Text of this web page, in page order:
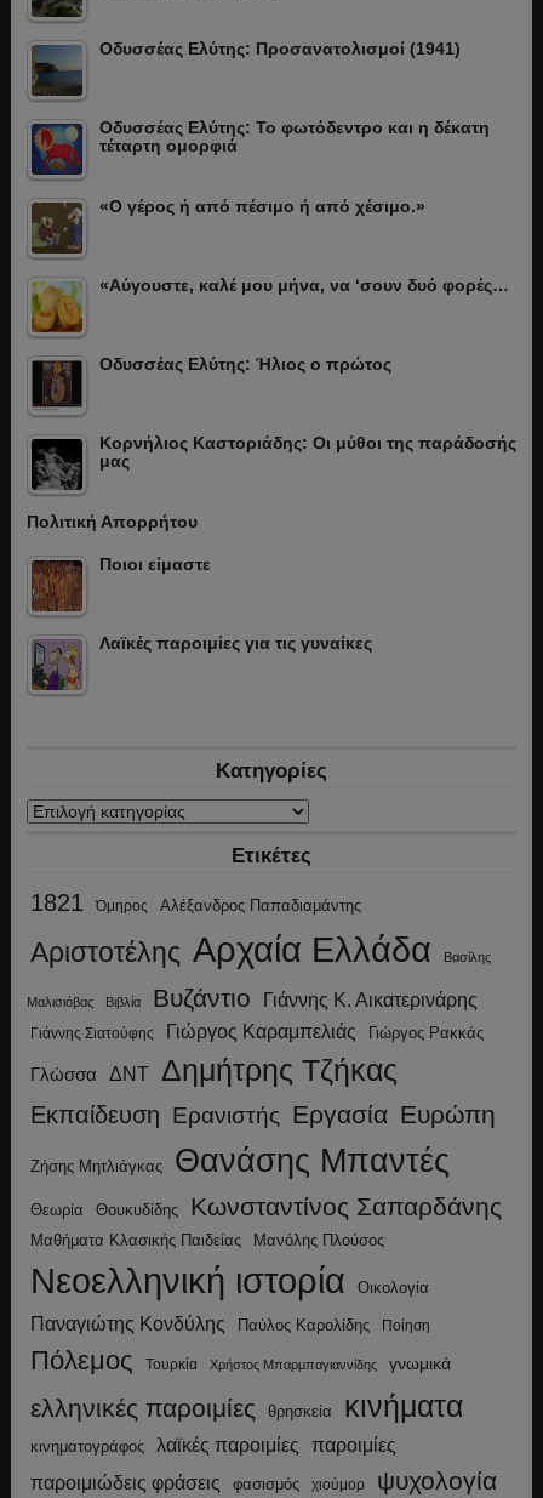
Οδυσσέας Ελύτης: Προσανατολισμοί (1941)
Οδυσσέας Ελύτης: Το φωτόδεντρο και η δέκατη
τέταρτη ομορφιά
«Ο γέρος ή από πέσιμο ή από χέσιμο.»
«Αύγουστε, καλέ μου μήνα, να ‘σουν δυό φορές…
Οδυσσέας Ελύτης: Ήλιος ο πρώτος
Κορνήλιος Καστοριάδης: Οι μύθοι της παράδοσής
μας
Πολιτική Απορρήτου
Ποιοι είμαστε
Λαϊκές παροιμίες για τις γυναίκες
Κατηγορίες
Κατηγορίες
Ετικέτες
1821 Όμηρος Αλέξανδρος Παπαδιαμάντης
Αριστοτέλης Αρχαία Ελλάδα Βασίλης
Μαλισιόβας Βιβλία Βυζάντιο Γιάννης Κ. Αικατερινάρης
Γιάννης Σιατούφης Γιώργος Καραμπελιάς Γιώργος Ρακκάς
Γλώσσα ΔΝΤ Δημήτρης Τζήκας
Εκπαίδευση Ερανιστής Εργασία Ευρώπη
Ζήσης Μητλιάγκας Θανάσης Μπαντές
Θεωρία Θουκυδίδης Κωνσταντίνος Σαπαρδάνης
Μαθήματα Κλασικής Παιδείας Μανόλης Πλούσος
Νεοελληνική ιστορία Οικολογία
Παναγιώτης Κονδύλης Παύλος Καρολίδης Ποίηση
Πόλεμος Τουρκία Χρήστος Μπαρμπαγιαννίδης γνωμικά
ελληνικές παροιμίες θρησκεία κινήματα
κινηματογράφος λαϊκές παροιμίες παροιμίες
παροιμιώδεις φράσεις φασισμός χιούμορ ψυχολογία